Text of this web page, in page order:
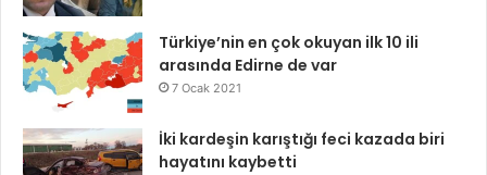
Türkiye’nin en çok okuyan ilk 10 ili
arasında Edirne de var
7 Ocak 2021
İki kardeşin karıştığı feci kazada biri
hayatını kaybetti